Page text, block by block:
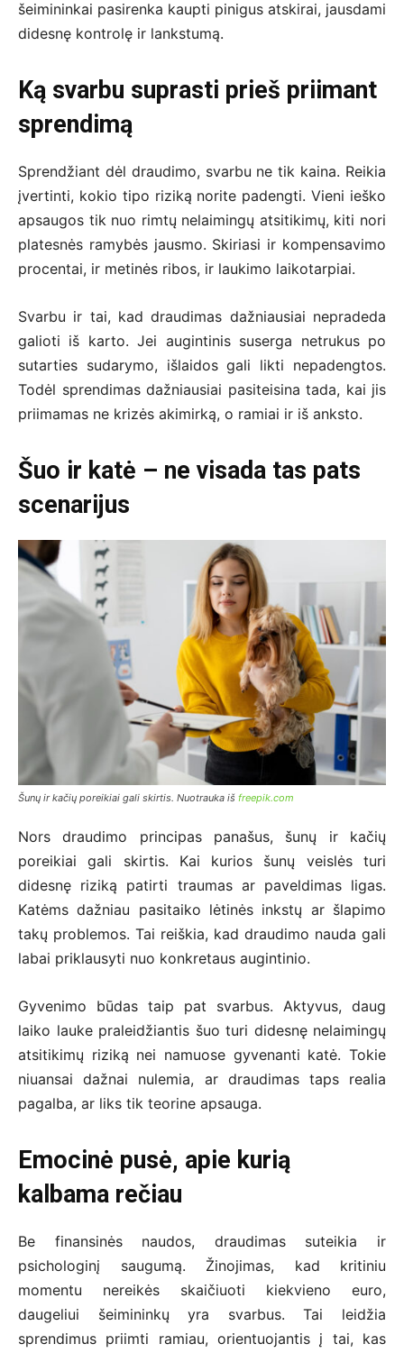
šeimininkai pasirenka kaupti pinigus atskirai, jausdami
didesnę kontrolę ir lankstumą.
Ką svarbu suprasti prieš priimant
sprendimą
Sprendžiant dėl draudimo, svarbu ne tik kaina. Reikia
įvertinti, kokio tipo riziką norite padengti. Vieni ieško
apsaugos tik nuo rimtų nelaimingų atsitikimų, kiti nori
platesnės ramybės jausmo. Skiriasi ir kompensavimo
procentai, ir metinės ribos, ir laukimo laikotarpiai.
Svarbu ir tai, kad draudimas dažniausiai nepradeda
galioti iš karto. Jei augintinis suserga netrukus po
sutarties sudarymo, išlaidos gali likti nepadengtos.
Todėl sprendimas dažniausiai pasiteisina tada, kai jis
priimamas ne krizės akimirką, o ramiai ir iš anksto.
Šuo ir katė – ne visada tas pats
scenarijus
Šunų ir kačių poreikiai gali skirtis. Nuotrauka iš freepik.com
Nors draudimo principas panašus, šunų ir kačių
poreikiai gali skirtis. Kai kurios šunų veislės turi
didesnę riziką patirti traumas ar paveldimas ligas.
Katėms dažniau pasitaiko lėtinės inkstų ar šlapimo
takų problemos. Tai reiškia, kad draudimo nauda gali
labai priklausyti nuo konkretaus augintinio.
Gyvenimo būdas taip pat svarbus. Aktyvus, daug
laiko lauke praleidžiantis šuo turi didesnę nelaimingų
atsitikimų riziką nei namuose gyvenanti katė. Tokie
niuansai dažnai nulemia, ar draudimas taps realia
pagalba, ar liks tik teorine apsauga.
Emocinė pusė, apie kurią
kalbama rečiau
Be finansinės naudos, draudimas suteikia ir
psichologinį saugumą. Žinojimas, kad kritiniu
momentu nereikės skaičiuoti kiekvieno euro,
daugeliui šeimininkų yra svarbus. Tai leidžia
sprendimus priimti ramiau, orientuojantis į tai, kas